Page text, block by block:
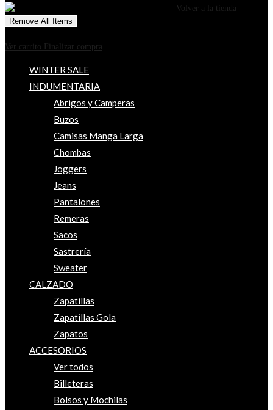
Volver a la tienda
Remove All Items
Ver carrito
Finalizar compra
WINTER SALE
INDUMENTARIA
Abrigos y Camperas
Buzos
Camisas Manga Larga
Chombas
Joggers
Jeans
Pantalones
Remeras
Sacos
Sastrería
Sweater
CALZADO
Zapatillas
Zapatillas Gola
Zapatos
ACCESORIOS
Ver todos
Billeteras
Bolsos y Mochilas